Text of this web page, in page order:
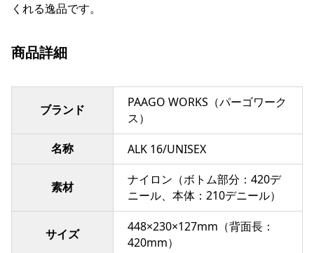
くれる逸品です。
商品詳細
ブランド
PAAGO WORKS（パーゴワーク
ス）
名称
ALK 16/UNISEX
素材
ナイロン（ボトム部分：420デ
ニール、本体：210デニール）
サイズ
448×230×127mm（背面長：
420mm）